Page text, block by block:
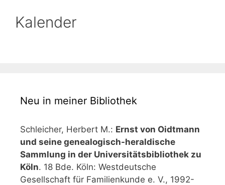
Kalender
Neu in meiner Bibliothek
Schleicher, Herbert M.: Ernst von Oidtmann
und seine genealogisch-heraldische
Sammlung in der Universitätsbibliothek zu
Köln. 18 Bde. Köln: Westdeutsche
Gesellschaft für Familienkunde e. V., 1992-